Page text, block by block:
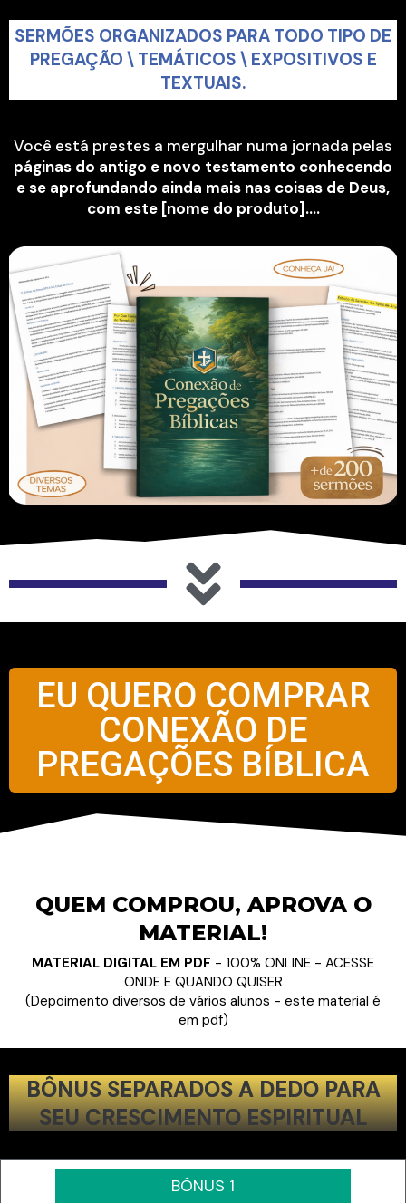
SERMÕES ORGANIZADOS PARA TODO TIPO DE
PREGAÇÃO \ TEMÁTICOS \ EXPOSITIVOS E
TEXTUAIS.
Você está prestes a mergulhar numa jornada pelas
páginas do antigo e novo testamento conhecendo
e se aprofundando ainda mais nas coisas de Deus,
com este [nome do produto]....
EU QUERO COMPRAR
CONEXÃO DE
PREGAÇÕES BÍBLICA
QUEM COMPROU, APROVA O
MATERIAL!
MATERIAL DIGITAL EM PDF - 100% ONLINE - ACESSE
ONDE E QUANDO QUISER
(Depoimento diversos de vários alunos - este material é
em pdf)
BÔNUS SEPARADOS A DEDO PARA
SEU CRESCIMENTO ESPIRITUAL
BÔNUS 1